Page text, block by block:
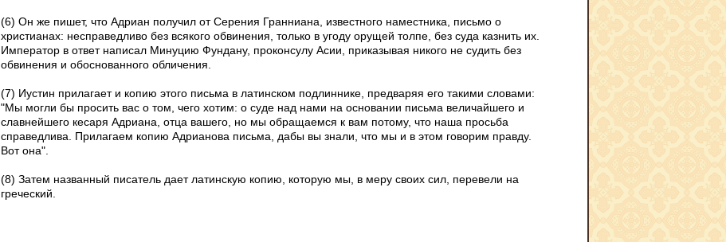
(6) Он же пишет, что Адриан получил от Серения Гранниана, известного наместника, письмо о
христианах: несправедливо без всякого обвинения, только в угоду орущей толпе, без суда казнить их.
Император в ответ написал Минуцию Фундану, проконсулу Асии, приказывая никого не судить без
обвинения и обоснованного обличения.
(7) Иустин прилагает и копию этого письма в латинском подлиннике, предваряя его такими словами:
"Мы могли бы просить вас о том, чего хотим: о суде над нами на основании письма величайшего и
славнейшего кесаря Адриана, отца вашего, но мы обращаемся к вам потому, что наша просьба
справедлива. Прилагаем копию Адрианова письма, дабы вы знали, что мы и в этом говорим правду.
Вот она".
(8) Затем названный писатель дает латинскую копию, которую мы, в меру своих сил, перевели на
греческий.